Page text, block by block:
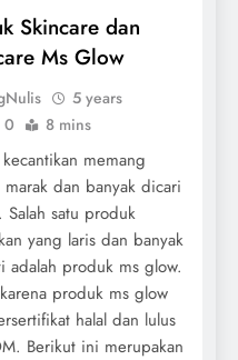
Skincare dan
Ms Glow
5 years
0 8 mins
memang
dan banyak dicari
Salah satu produk
yang laris dan banyak
adalah produk ms glow.
produk ms glow
halal dan lulus
Berikut ini merupakan